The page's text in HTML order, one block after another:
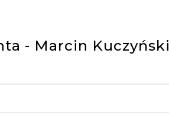
- Marcin Kuczyński